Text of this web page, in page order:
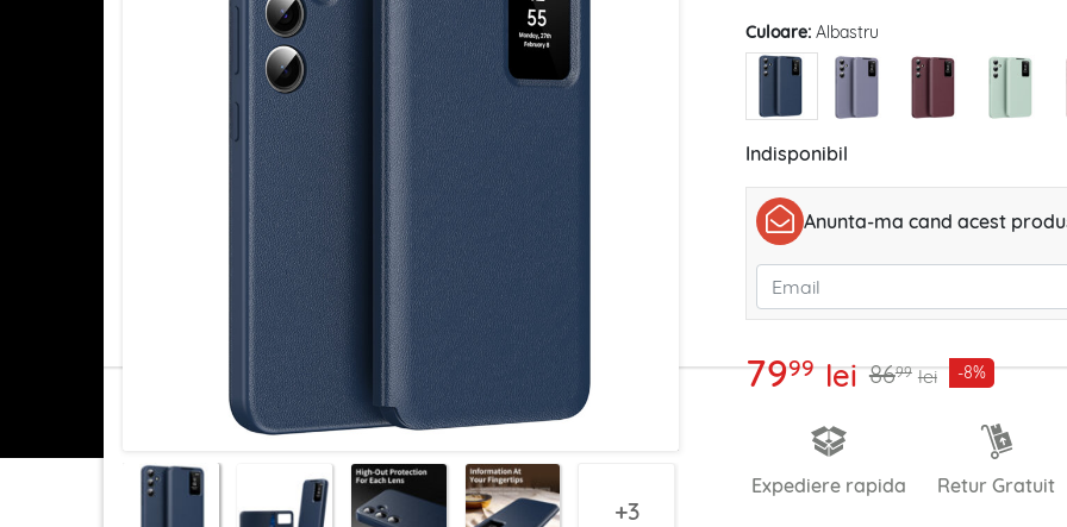
3
Culoare: Albastru
Indisponibil
Anunta-ma cand acest
7999 lei 8699 lei -8%
Expediere rapida Retur Gratuit